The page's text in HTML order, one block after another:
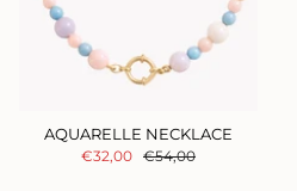
AQUARELLE NECKLACE
€32,00 €54,00